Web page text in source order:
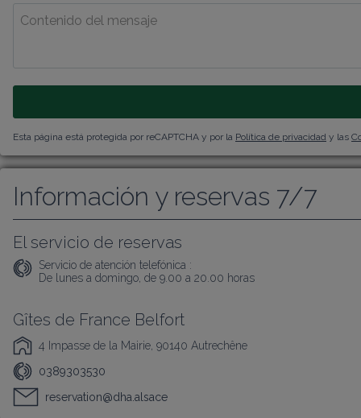
Esta página está protegida por reCAPTCHA y por la Política de privacidad y las
Información y reservas 7/7
El servicio de reservas
Servicio de atención telefónica :
De lunes a domingo, de 9.00 a 20.00 horas
Gîtes de France Belfort
4 Impasse de la Mairie, 90140 Autrechêne
0389303530
reservation@dha.alsace